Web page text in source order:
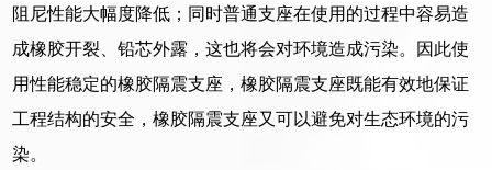
阻尼性能大幅度降低；同时普通支座在使用的过程中容易造
成橡胶开裂、铅芯外露，这也将会对环境造成污染。因此使
用性能稳定的橡胶隔震支座，橡胶隔震支座既能有效地保证
工程结构的安全，橡胶隔震支座又可以避免对生态环境的污
染。